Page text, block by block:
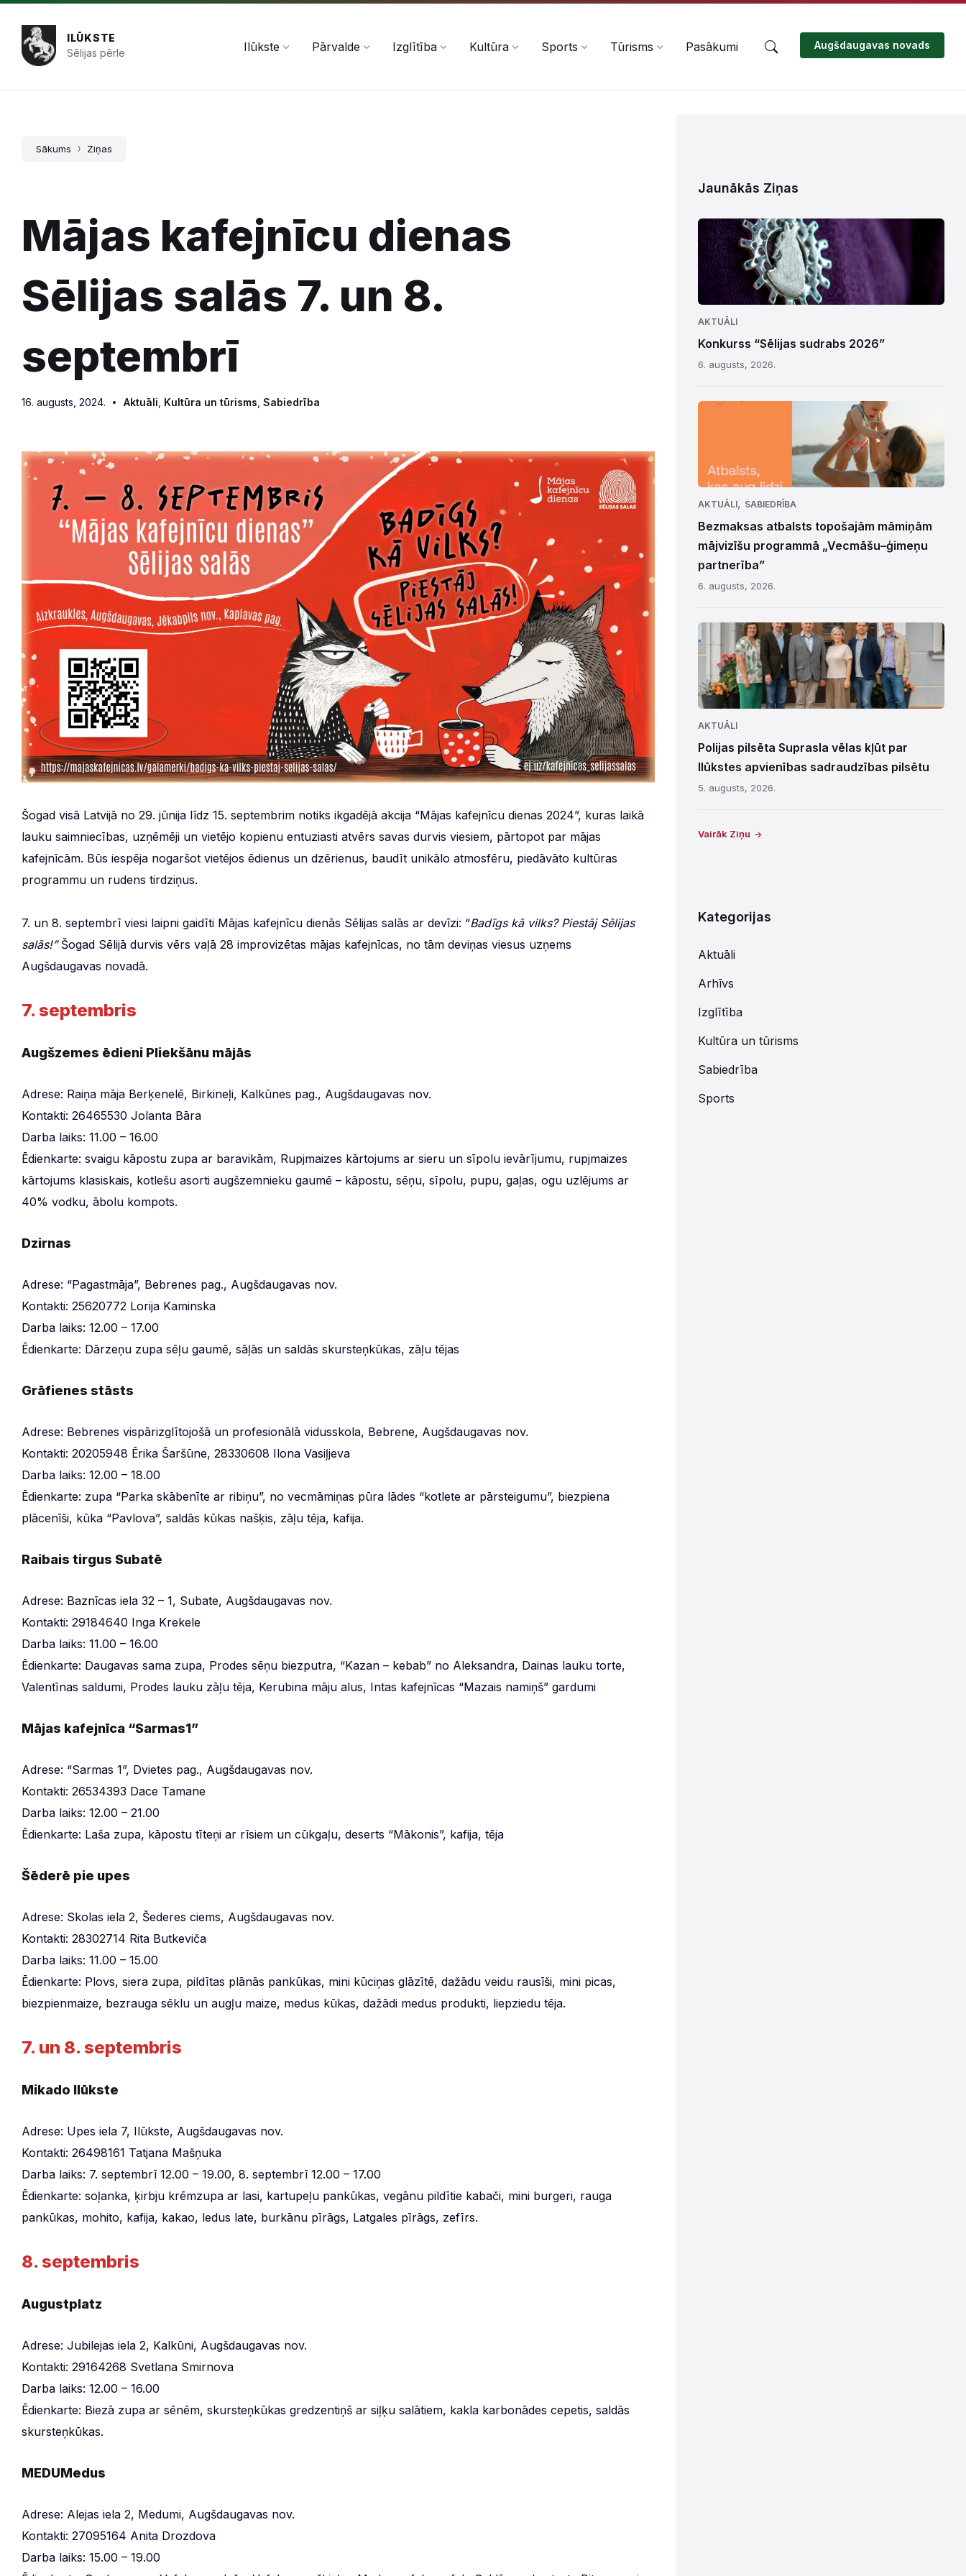
Pāriet
saturu
Skip
navigation
Skip
footer
ILŪKSTE
Sēlijas pērle
Ilūkste Pārvalde Izglītība Kultūra Sports Tūrisms Pasākumi Augšdaugavas novads
Sākums Ziņas
Mājas kafejnīcu dienas
Sēlijas salās 7. un 8.
septembrī
16. augusts, 2024. Aktuāli Kultūra un tūrisms Sabiedrība
Šogad visā Latvijā no 29. jūnija līdz 15. septembrim notiks ikgadējā akcija “Mājas kafejnīcu dienas 2024”, kuras laikā
lauku saimniecības, uzņēmēji un vietējo kopienu entuziasti atvērs savas durvis viesiem, pārtopot par mājas
kafejnīcām. Būs iespēja nogaršot vietējos ēdienus un dzērienus, baudīt unikālo atmosfēru, piedāvāto kultūras
programmu un rudens tirdziņus.
7. un 8. septembrī viesi laipni gaidīti Mājas kafejnīcu dienās Sēlijas salās ar devīzi: “Badīgs kā vilks? Piestāj Sēlijas
salās!”Šogad Sēlijā durvis vērs vaļā 28 improvizētas mājas kafejnīcas, no tām deviņas viesus uzņems
Augšdaugavas novadā.
7. septembris
Augšzemes ēdieni Pliekšānu mājās
Adrese: Raiņa māja Berķenelē, Birkineļi, Kalkūnes pag., Augšdaugavas nov.
Kontakti: 26465530 Jolanta Bāra
Darba laiks: 11.00 – 16.00
Ēdienkarte: svaigu kāpostu zupa ar baravikām, Rupjmaizes kārtojums ar sieru un sīpolu ievārījumu, rupjmaizes
kārtojums klasiskais, kotlešu asorti augšzemnieku gaumē – kāpostu, sēņu, sīpolu, pupu, gaļas, ogu uzlējums ar
40% vodku, ābolu kompots.
Dzirnas
Adrese: “Pagastmāja”, Bebrenes pag., Augšdaugavas nov.
Kontakti: 25620772 Lorija Kaminska
Darba laiks: 12.00 – 17.00
Ēdienkarte: Dārzeņu zupa sēļu gaumē, sāļās un saldās skursteņkūkas, zāļu tējas
Grāfienes stāsts
Adrese: Bebrenes vispārizglītojošā un profesionālā vidusskola, Bebrene, Augšdaugavas nov.
Kontakti: 20205948 Ērika Šaršūne, 28330608 Ilona Vasiļjeva
Darba laiks: 12.00 – 18.00
Ēdienkarte: zupa “Parka skābenīte ar ribiņu”, no vecmāmiņas pūra lādes “kotlete ar pārsteigumu”, biezpiena
plācenīši, kūka “Pavlova”, saldās kūkas našķis, zāļu tēja, kafija.
Raibais tirgus Subatē
Adrese: Baznīcas iela 32 – 1, Subate, Augšdaugavas nov.
Kontakti: 29184640 Inga Krekele
Darba laiks: 11.00 – 16.00
Ēdienkarte: Daugavas sama zupa, Prodes sēņu biezputra, “Kazan – kebab” no Aleksandra, Dainas lauku torte,
Valentīnas saldumi, Prodes lauku zāļu tēja, Kerubina māju alus, Intas kafejnīcas “Mazais namiņš” gardumi
Mājas kafejnīca “Sarmas1”
Adrese: “Sarmas 1”, Dvietes pag., Augšdaugavas nov.
Kontakti: 26534393 Dace Tamane
Darba laiks: 12.00 – 21.00
Ēdienkarte: Laša zupa, kāpostu tīteņi ar rīsiem un cūkgaļu, deserts “Mākonis”, kafija, tēja
Šēderē pie upes
Adrese: Skolas iela 2, Šederes ciems, Augšdaugavas nov.
Kontakti: 28302714 Rita Butkeviča
Darba laiks: 11.00 – 15.00
Ēdienkarte: Plovs, siera zupa, pildītas plānās pankūkas, mini kūciņas glāzītē, dažādu veidu rausīši, mini picas,
biezpienmaize, bezrauga sēklu un augļu maize, medus kūkas, dažādi medus produkti, liepziedu tēja.
7. un 8. septembris
Mikado Ilūkste
Adrese: Upes iela 7, Ilūkste, Augšdaugavas nov.
Kontakti: 26498161 Tatjana Mašņuka
Darba laiks: 7. septembrī 12.00 – 19.00, 8. septembrī 12.00 – 17.00
Ēdienkarte: soļanka, ķirbju krēmzupa ar lasi, kartupeļu pankūkas, vegānu pildītie kabači, mini burgeri, rauga
pankūkas, mohito, kafija, kakao, ledus late, burkānu pīrāgs, Latgales pīrāgs, zefīrs.
8. septembris
Augustplatz
Adrese: Jubilejas iela 2, Kalkūni, Augšdaugavas nov.
Kontakti: 29164268 Svetlana Smirnova
Darba laiks: 12.00 – 16.00
Ēdienkarte: Biezā zupa ar sēnēm, skursteņkūkas gredzentiņš ar siļķu salātiem, kakla karbonādes cepetis, saldās
skursteņkūkas.
MEDUMedus
Adrese: Alejas iela 2, Medumi, Augšdaugavas nov.
Kontakti: 27095164 Anita Drozdova
Darba laiks: 15.00 – 19.00
Jaunākās Ziņas
AKTUĀLI
Konkurss “Sēlijas sudrabs 2026”
6. augusts, 2026.
AKTUĀLI, SABIEDRĪBA
Bezmaksas atbalsts topošajām māmiņām
mājvizīšu programmā „Vecmāšu–ģimeņu
partnerība”
6. augusts, 2026.
AKTUĀLI
Polijas pilsēta Suprasla vēlas kļūt par
Ilūkstes apvienības sadraudzības pilsētu
5. augusts, 2026.
Vairāk Ziņu
Kategorijas
Aktuāli
Arhīvs
Izglītība
Kultūra un tūrisms
Sabiedrība
Sports